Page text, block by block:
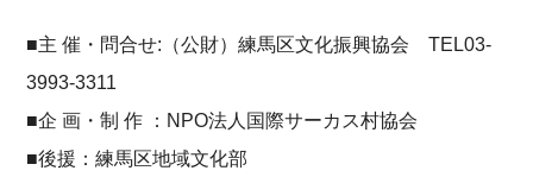
■主 催・問合せ:（公財）練馬区文化振興協会 TEL03-
3993-3311
■企 画・制 作 ：NPO法人国際サーカス村協会
■後援：練馬区地域文化部